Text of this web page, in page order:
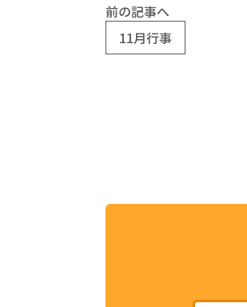
前の記事へ
11月行事